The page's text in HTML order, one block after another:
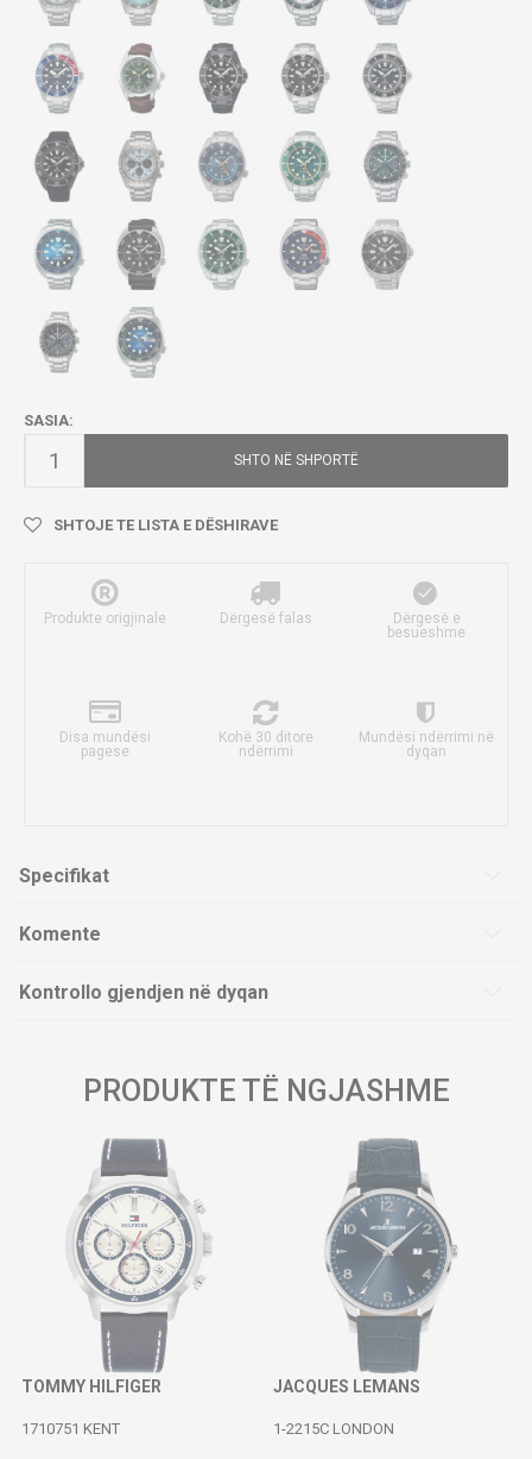
SASIA:
SHTO NË SHPORTË
SHTOJE TE LISTA E DËSHIRAVE
Produkte origjinale Dërgesë falas
Dërgesë e
besueshme
Disa mundësi
pagese
Kohë 30 ditore
ndërrimi
Mundësi ndërrimi në
dyqan
Specifikat
Komente
Kontrollo gjendjen në dyqan
PRODUKTE TË NGJASHME
TOMMY HILFIGER
1710751 KENT
JACQUES LEMANS
1-2215C LONDON